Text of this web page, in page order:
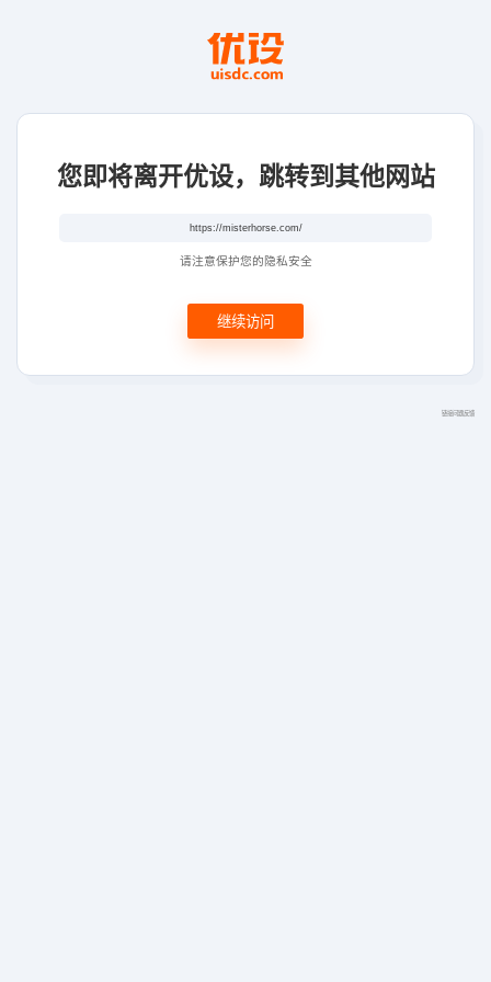
您即将离开优设，跳转到其他网站
请注意保护您的隐私安全
继续访问
链接问题反馈